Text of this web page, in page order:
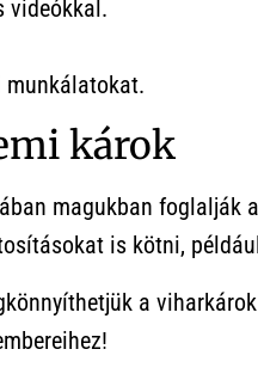
videókkal.
károk
magukban foglalják
is kötni,
a